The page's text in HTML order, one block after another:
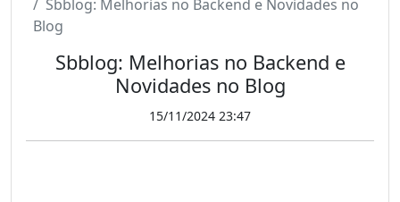
Sbblog: Melhorias no Backend e Novidades no
Blog
Sbblog: Melhorias no Backend e
Novidades no Blog
15/11/2024 23:47